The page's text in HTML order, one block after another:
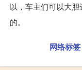
以，车主们可以大
的。
网络标签